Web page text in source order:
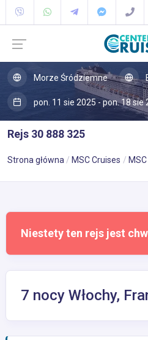
Morze Śródziemne
pon. 11 sie 2025 - pon. 18 sie
Rejs 30 888 325
Strona główna MSC Cruises
Niestety ten rejs jest
7 nocy Włochy,